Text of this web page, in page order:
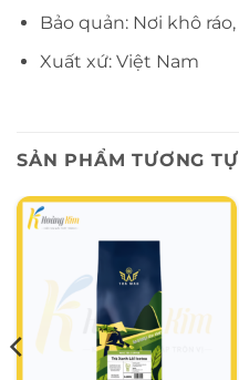
Bảo quản: Nơi khô
Xuất xứ: Việt Nam
SẢN PHẨM TƯƠNG TỰ